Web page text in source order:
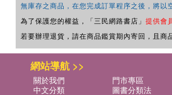
無庫存之商品，在您完成訂單程序之後，將以
為了保護您的權益，「三民網路書店」 提供會
若要辦理退貨，請在商品鑑賞期內寄回，且商
網站導航 >>
關於我們 門市專區
中文分類
圖書分類法